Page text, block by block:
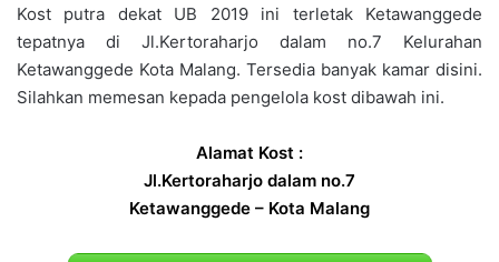
Kost putra dekat UB 2019 ini terletak Ketawanggede
tepatnya di Jl.Kertoraharjo dalam no.7 Kelurahan
Ketawanggede Kota Malang. Tersedia banyak kamar disini.
Silahkan memesan kepada pengelola kost dibawah ini.
Alamat Kost :
Jl.Kertoraharjo dalam no.7
Ketawanggede – Kota Malang